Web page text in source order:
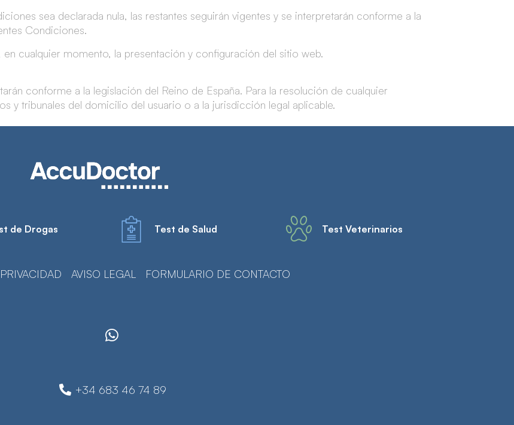
sea declarada nula, las restantes seguirán vigentes y se interpretarán conforme a la
Condiciones.
cualquier momento, la presentación y configuración del sitio web.
conforme a la legislación del Reino de España. Para la resolución de cualquier
y tribunales del domicilio del usuario o a la jurisdicción legal aplicable.
de Drogas Test de Salud Test Veterinarios
AVISO LEGAL FORMULARIO DE CONTACTO
+34 683 46 74 89